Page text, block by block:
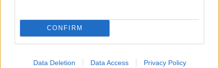
CONFIRM
Data Deletion Data Access Privacy Policy